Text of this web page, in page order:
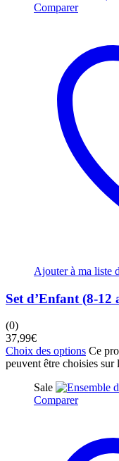
Comparer
Ajouter à ma liste
Set d’Enfant (8-12
(0)
37,99€
Choix des options Ce
peuvent être choisies
Sale
Comparer